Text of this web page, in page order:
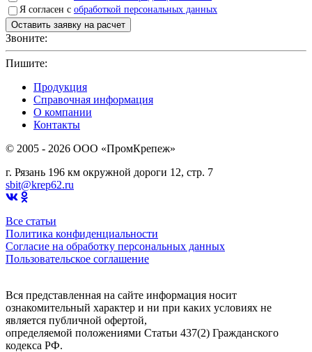
Я согласен с обработкой персональных данных
Звоните:
Пишите:
Продукция
Справочная информация
О компании
Контакты
© 2005 - 2026 OOO «ПромКрепеж»
г. Рязань 196 км окружной дороги 12, стр. 7
sbit@krep62.ru
Все статьи
Политика конфиденциальности
Согласие на обработку персональных данных
Пользовательское соглашение
Вся представленная на сайте информация носит
ознакомительный характер и ни при каких условиях не
является публичной офертой,
определяемой положениями Статьи 437(2) Гражданского
кодекса РФ.